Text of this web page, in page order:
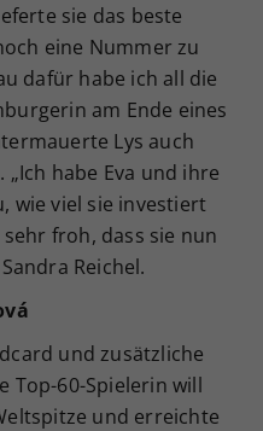
sie das beste
eine Nummer zu
dafür habe ich all die
am Ende eines
Lys auch
habe Eva und ihre
wie viel sie investiert
froh, dass sie nun
Reichel.
und zusätzliche
Top-60-Spielerin will
und erreichte